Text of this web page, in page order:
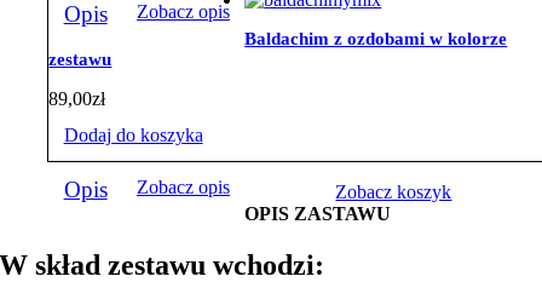
Opis Zobacz opis
Baldachim z ozdobami w kolorze
zestawu
89,00zł
Dodaj do koszyka
Opis Zobacz opis
Zobacz koszyk
OPIS ZASTAWU
W skład zestawu wchodzi: